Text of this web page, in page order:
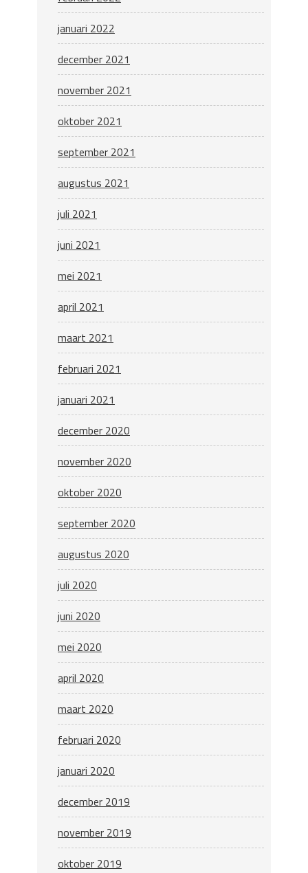
januari 2022
december 2021
november 2021
oktober 2021
september 2021
augustus 2021
juli 2021
juni 2021
mei 2021
april 2021
maart 2021
februari 2021
januari 2021
december 2020
november 2020
oktober 2020
september 2020
augustus 2020
juli 2020
juni 2020
mei 2020
april 2020
maart 2020
februari 2020
januari 2020
december 2019
november 2019
oktober 2019